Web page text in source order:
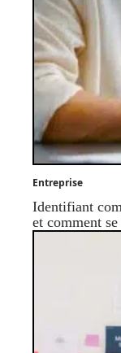
Entreprise
Identifiant
et comment